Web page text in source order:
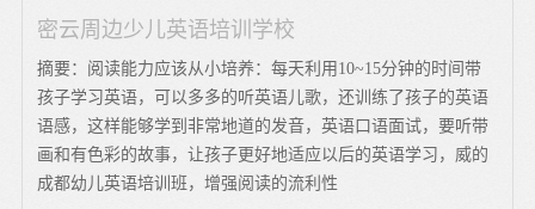
密云周边少儿英语培训学校
摘要：阅读能力应该从小培养：每天利用10~15分钟的时间带
孩子学习英语，可以多多的听英语儿歌，还训练了孩子的英语
语感，这样能够学到非常地道的发音，英语口语面试，要听带
画和有色彩的故事，让孩子更好地适应以后的英语学习，威的
成都幼儿英语培训班，增强阅读的流利性